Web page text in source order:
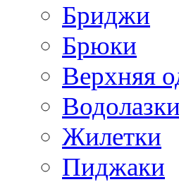
Бриджи
Брюки
Верхняя
Водолазки
Жилетки
Пиджаки